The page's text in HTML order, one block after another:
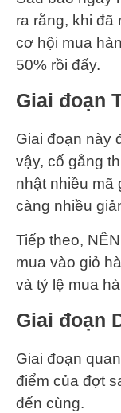
ra rằng, khi đã
cơ hội mua
50% rồi đấy.
Giai đoạn
Giai đoạn này
vậy, cố gắng
nhật nhiều mã
càng nhiều
Tiếp theo,
mua vào giỏ
và tỷ lệ mua
Giai đoạn
Giai đoạn
điểm của đợt
đến cùng.